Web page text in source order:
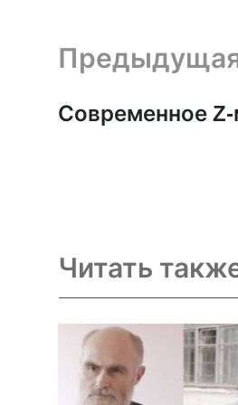
Предыдущая запись и
Предыдущая
Современное
Читать